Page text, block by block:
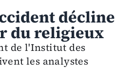
décline
du religieux
de l'Institut des
les analystes